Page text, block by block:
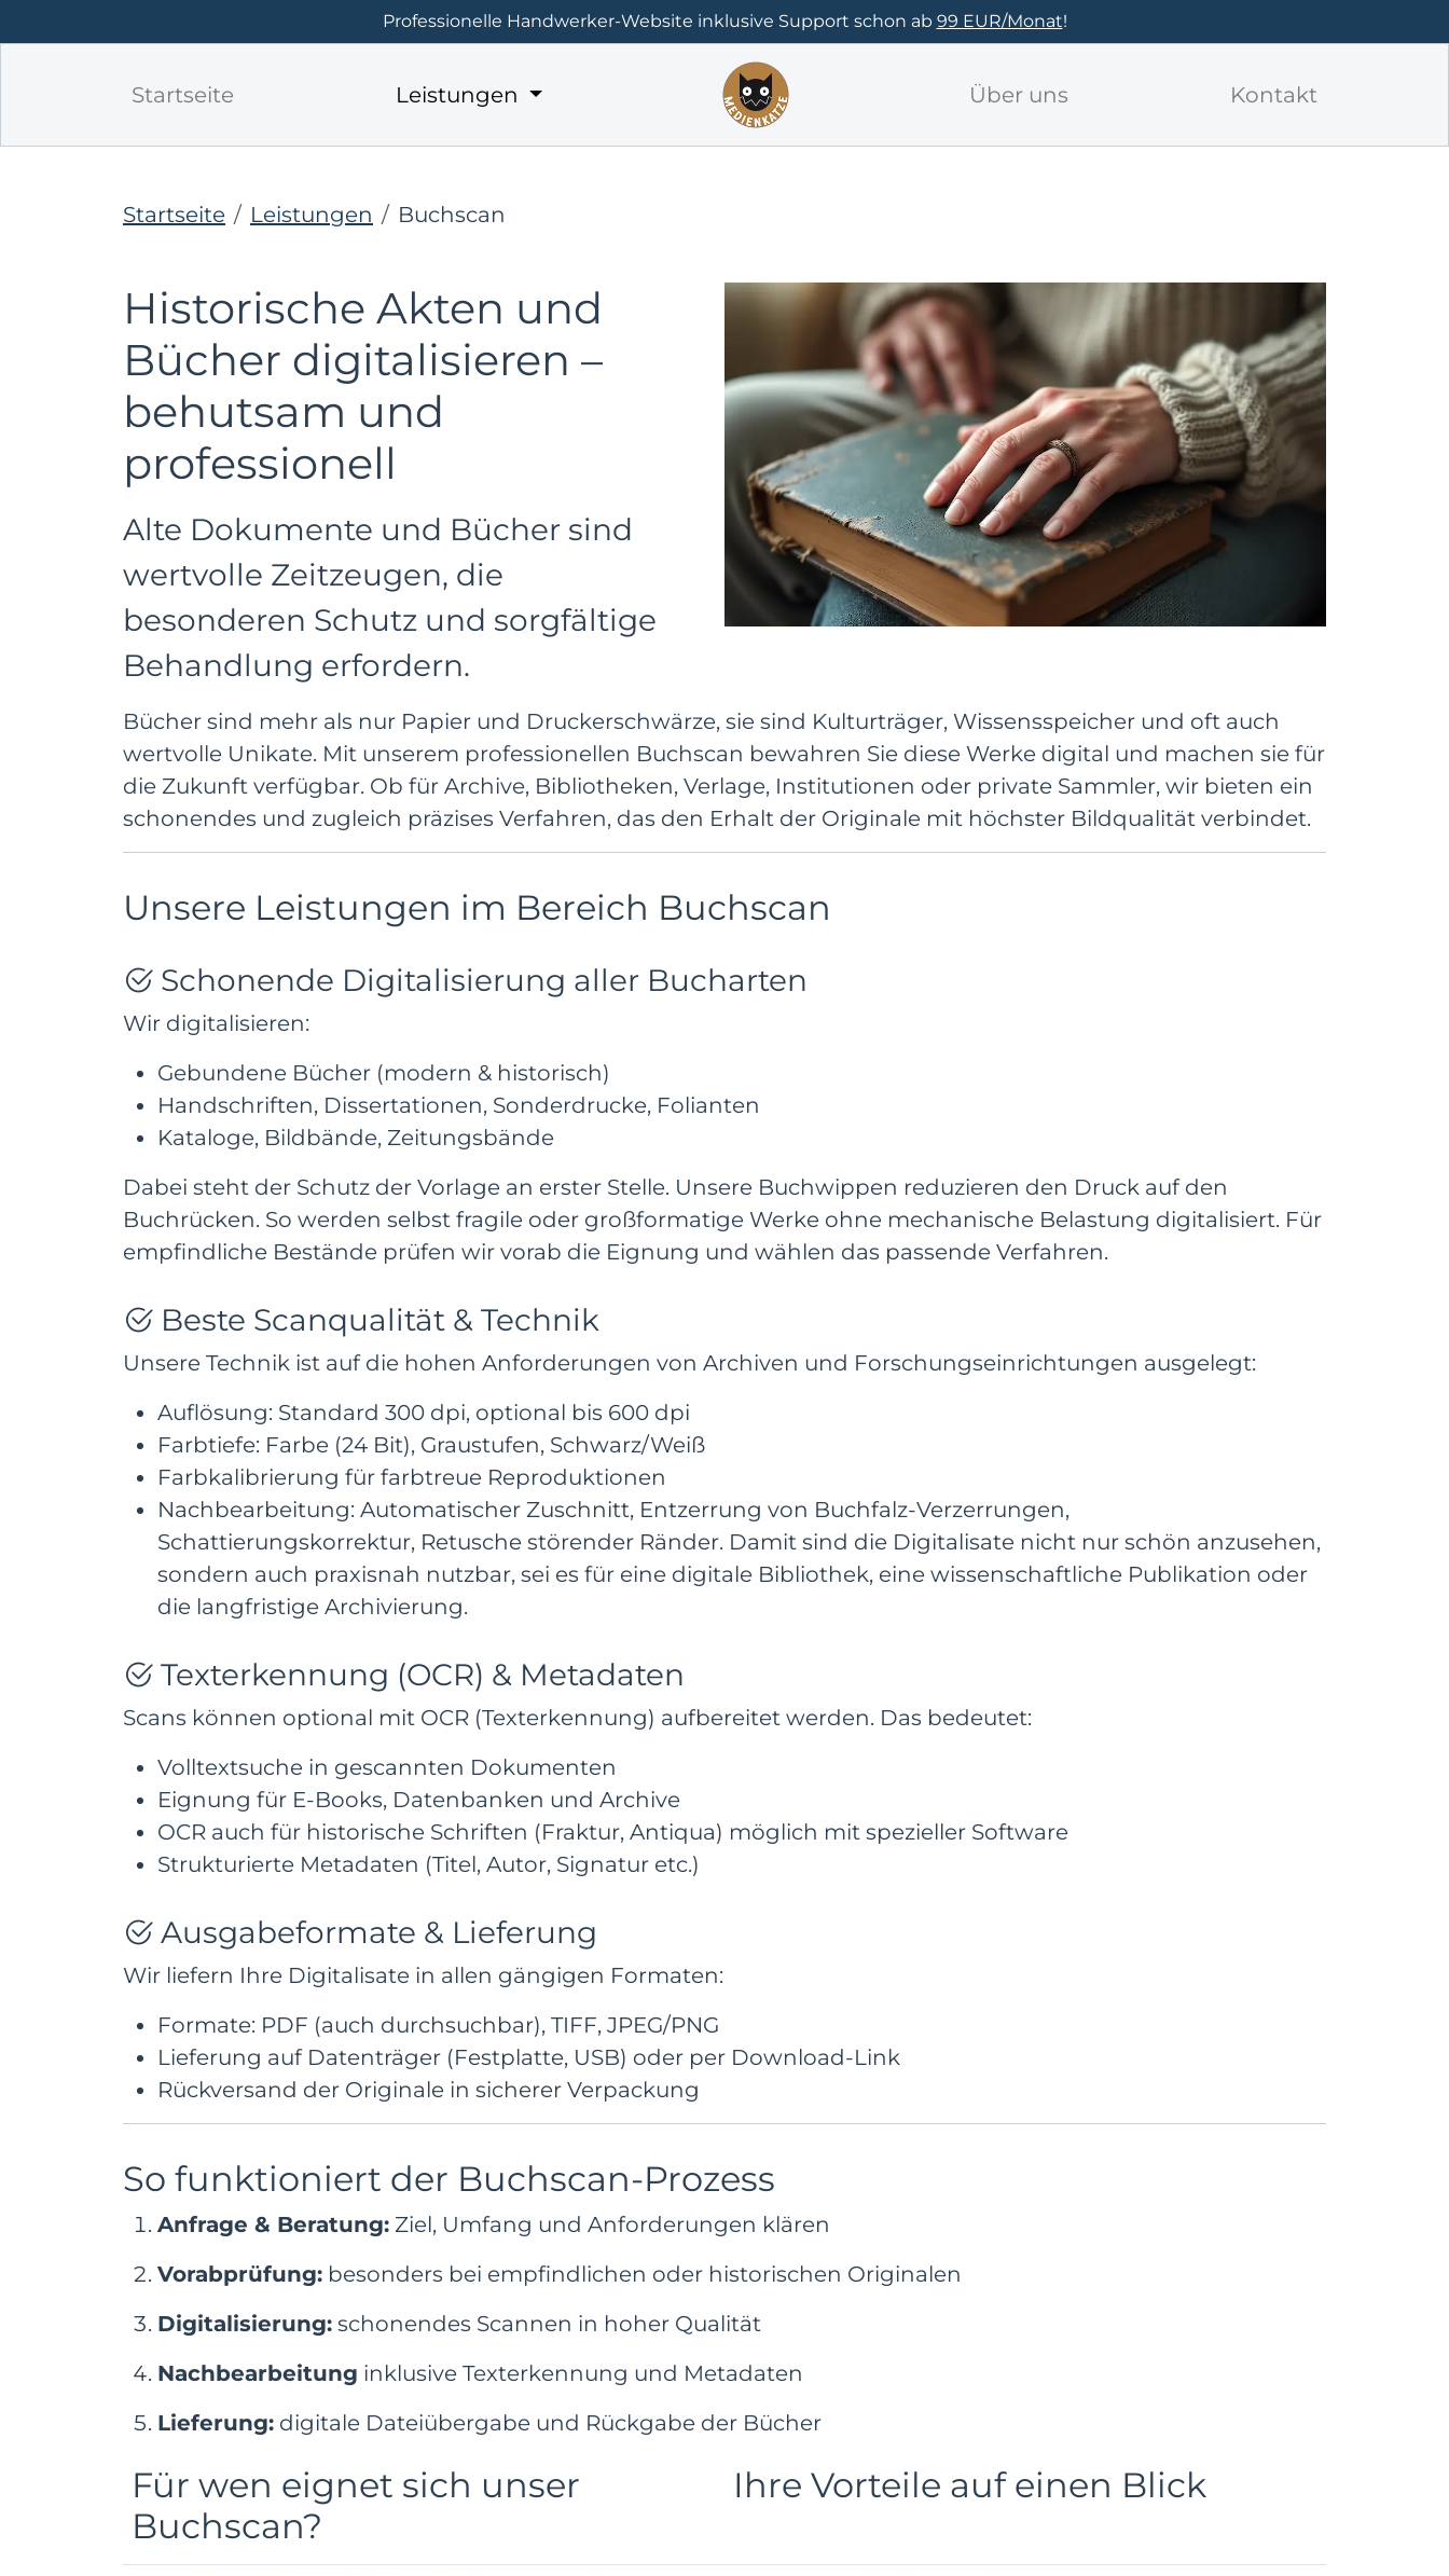
Professionelle Handwerker-Website inklusive Support schon ab 99 EUR/Monat!
Startseite Leistungen Über uns Kontakt
Startseite Leistungen Buchscan
Historische Akten und
Bücher digitalisieren –
behutsam und
professionell
Alte Dokumente und Bücher sind
wertvolle Zeitzeugen, die
besonderen Schutz und sorgfältige
Behandlung erfordern.
Bücher sind mehr als nur Papier und Druckerschwärze, sie sind Kulturträger, Wissensspeicher und oft auch
wertvolle Unikate. Mit unserem professionellen Buchscan bewahren Sie diese Werke digital und machen sie für
die Zukunft verfügbar. Ob für Archive, Bibliotheken, Verlage, Institutionen oder private Sammler, wir bieten ein
schonendes und zugleich präzises Verfahren, das den Erhalt der Originale mit höchster Bildqualität verbindet.
Unsere Leistungen im Bereich Buchscan
Schonende Digitalisierung aller Bucharten
Wir digitalisieren:
Gebundene Bücher (modern & historisch)
Handschriften, Dissertationen, Sonderdrucke, Folianten
Kataloge, Bildbände, Zeitungsbände
Dabei steht der Schutz der Vorlage an erster Stelle. Unsere Buchwippen reduzieren den Druck auf den
Buchrücken. So werden selbst fragile oder großformatige Werke ohne mechanische Belastung digitalisiert. Für
empfindliche Bestände prüfen wir vorab die Eignung und wählen das passende Verfahren.
Beste Scanqualität & Technik
Unsere Technik ist auf die hohen Anforderungen von Archiven und Forschungseinrichtungen ausgelegt:
Auflösung: Standard 300 dpi, optional bis 600 dpi
Farbtiefe: Farbe (24 Bit), Graustufen, Schwarz/Weiß
Farbkalibrierung für farbtreue Reproduktionen
Nachbearbeitung: Automatischer Zuschnitt, Entzerrung von Buchfalz-Verzerrungen,
Schattierungskorrektur, Retusche störender Ränder. Damit sind die Digitalisate nicht nur schön anzusehen,
sondern auch praxisnah nutzbar, sei es für eine digitale Bibliothek, eine wissenschaftliche Publikation oder
die langfristige Archivierung.
Texterkennung (OCR) & Metadaten
Scans können optional mit OCR (Texterkennung) aufbereitet werden. Das bedeutet:
Volltextsuche in gescannten Dokumenten
Eignung für E-Books, Datenbanken und Archive
OCR auch für historische Schriften (Fraktur, Antiqua) möglich mit spezieller Software
Strukturierte Metadaten (Titel, Autor, Signatur etc.)
Ausgabeformate & Lieferung
Wir liefern Ihre Digitalisate in allen gängigen Formaten:
Formate: PDF (auch durchsuchbar), TIFF, JPEG/PNG
Lieferung auf Datenträger (Festplatte, USB) oder per Download-Link
Rückversand der Originale in sicherer Verpackung
So funktioniert der Buchscan-Prozess
Anfrage & Beratung: Ziel, Umfang und Anforderungen klären
Vorabprüfung: besonders bei empfindlichen oder historischen Originalen
Digitalisierung: schonendes Scannen in hoher Qualität
Nachbearbeitung inklusive Texterkennung und Metadaten
Lieferung: digitale Dateiübergabe und Rückgabe der Bücher
Für wen eignet sich unser
Buchscan?
Ihre Vorteile auf einen Blick